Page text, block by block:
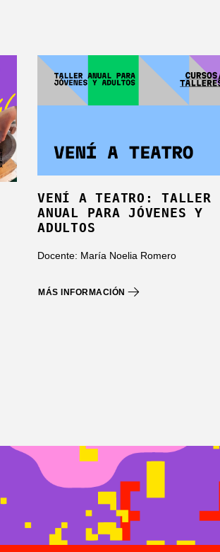
VENÍ A TEATRO: TALLER
ANUAL PARA JÓVENES Y
ADULTOS
Docente: María Noelia Romero
MÁS INFORMACIÓN